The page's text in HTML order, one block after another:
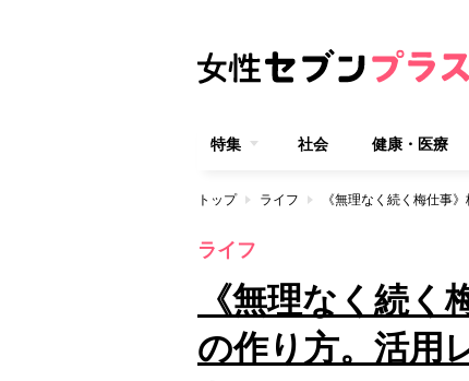
特集 社会 健康・医療
トップ ライフ
ライフ
《無理なく続
の作り方。活用